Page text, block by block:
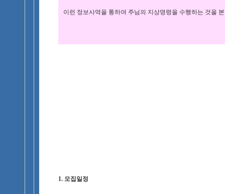
이런 정보사역을 통하여 주님의 지상명령을 수행하는 것을
1. 모집일정